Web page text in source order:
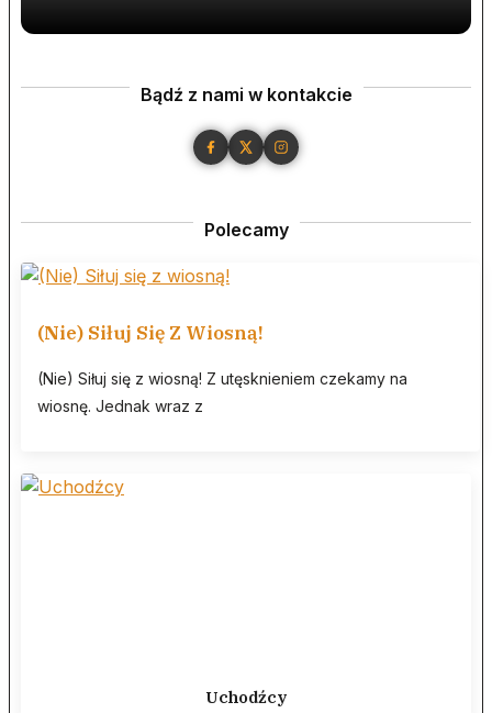
Bądź z nami w kontakcie
Polecamy
(Nie) Siłuj Się Z Wiosną!
(Nie) Siłuj się z wiosną! Z utęsknieniem czekamy na
wiosnę. Jednak wraz z
Uchodźcy